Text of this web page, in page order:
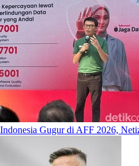
Indonesia Gugur di AFF 2026,